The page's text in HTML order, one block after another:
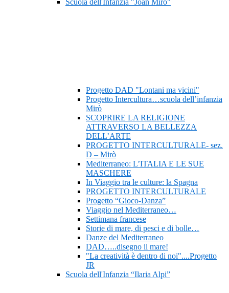
Scuola dell'Infanzia "Joan Mirò"
Progetto DAD "Lontani ma vicini"
Progetto Intercultura…scuola dell’infanzia
Mirò
SCOPRIRE LA RELIGIONE
ATTRAVERSO LA BELLEZZA
DELL’ARTE
PROGETTO INTERCULTURALE- sez.
D – Mirò
Mediterraneo: L’ITALIA E LE SUE
MASCHERE
In Viaggio tra le culture: la Spagna
PROGETTO INTERCULTURALE
Progetto “Gioco-Danza”
Viaggio nel Mediterraneo…
Settimana francese
Storie di mare, di pesci e di bolle…
Danze del Mediterraneo
DAD…..disegno il mare!
"La creatività è dentro di noi"....Progetto
JR
Scuola dell'Infanzia “Ilaria Alpi”